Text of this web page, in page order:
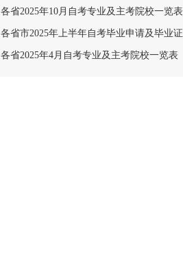
各省2025年10月自考专业及主考院校一览表
各省2025年4月自考专业及主考院校一览表